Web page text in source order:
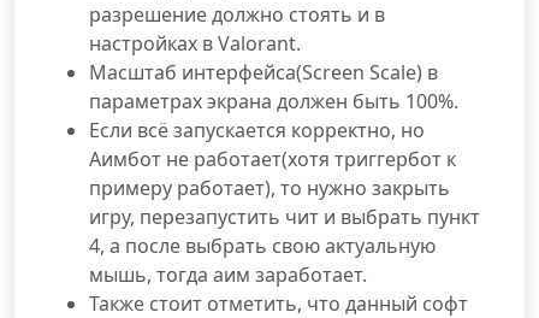
разрешение должно стоять и в
настройках в Valorant.
Масштаб интерфейса(Screen Scale) в
параметрах экрана должен быть 100%.
Если всё запускается корректно, но
Аимбот не работает(хотя триггербот к
примеру работает), то нужно закрыть
игру, перезапустить чит и выбрать пункт
4, а после выбрать свою актуальную
мышь, тогда аим заработает.
Также стоит отметить, что данный софт